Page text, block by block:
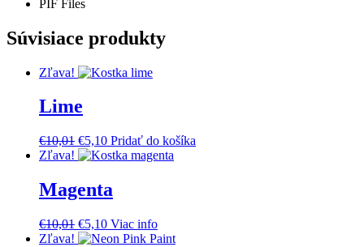
PIF Files
Súvisiace produkty
Zľava!
Lime
€10,01 Pôvodná
cena
€10,01.
€5,10Aktuálna
cena
Pridať do košíka
Zľava!
Magenta
€10,01 Pôvodná
cena
€5,10Aktuálna
cena
Viac info
Zľava!